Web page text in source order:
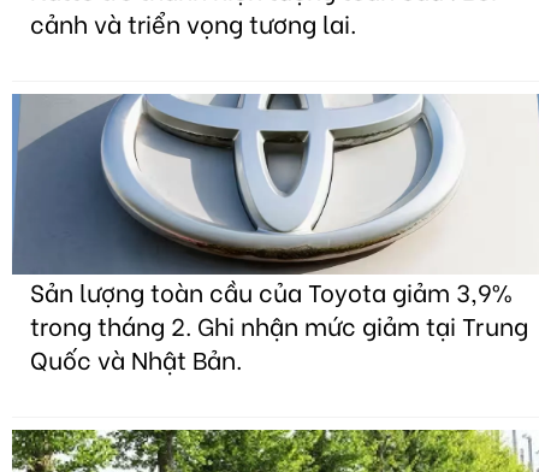
cảnh và triển vọng tương lai.
Sản lượng toàn cầu của Toyota giảm 3,9%
trong tháng 2. Ghi nhận mức giảm tại Trung
Quốc và Nhật Bản.